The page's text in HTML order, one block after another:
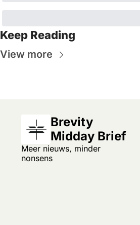
Keep Reading
View more
Brevity
Midday Brief
Meer nieuws, minder
nonsens